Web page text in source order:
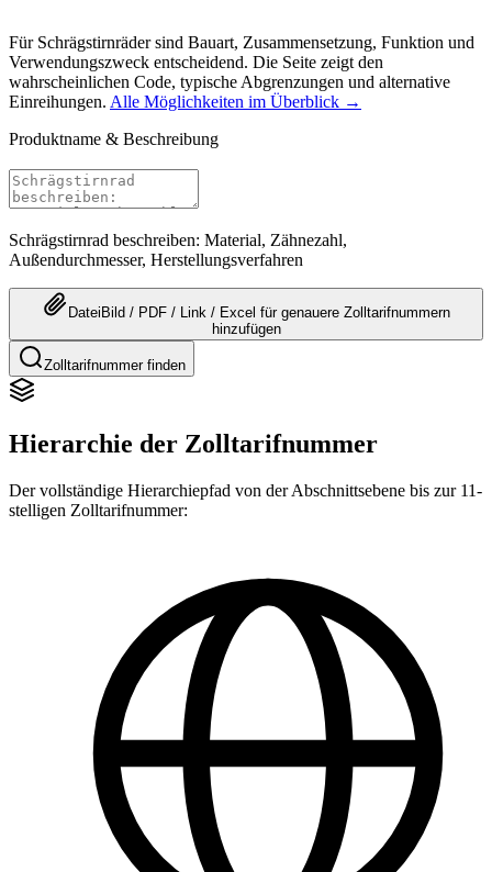
Für Schrägstirnräder sind Bauart, Zusammensetzung, Funktion und
Verwendungszweck entscheidend. Die Seite zeigt den
wahrscheinlichen Code, typische Abgrenzungen und alternative
Einreihungen. Alle Möglichkeiten im Überblick →
Produktname & Beschreibung
Schrägstirnrad beschreiben: Material, Zähnezahl,
Außendurchmesser, Herstellungsverfahren
Datei Bild / PDF / Link / Excel für genauere Zolltarifnummern
hinzufügen
Zolltarifnummer finden
Hierarchie der Zolltarifnummer
Der vollständige Hierarchiepfad von der Abschnittsebene bis zur 11-
stelligen Zolltarifnummer: